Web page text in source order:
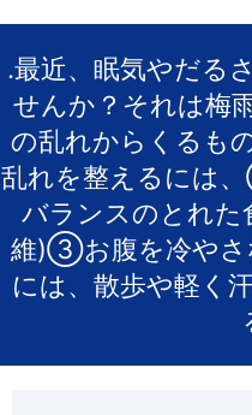
.最近、眠気やだる
せんか？それは梅
の乱れからくるも
乱れを整えるには
バランスのとれた
維)③お腹を冷や
には、散歩や軽く